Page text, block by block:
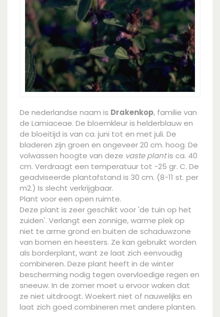
De nederlandse naam is Drakenkop, familie van
de Lamiaceae. De bloemkleur is helderblauw en
de bloeitijd is van ca. juni tot en met juli. De
bladeren zijn groen en ongeveer 20 cm. hoog. De
volwassen hoogte van deze vaste plantis ca. 40
cm. Verdraagt een temperatuur tot -25 gr. C. De
geadviseerde plantafstand is 30 cm. (8-11 st. per
m2.) Is slecht verkrijgbaar.
Plant voor een open ruimte.
Deze plant is zeer geschikt voor 'de tuin op het
zuiden'. Verlangt een zonnige, warme plek op
niet te arme grond en buiten de schaduwzone
van bomen en heesters. Ze kan gebruikt worden
als borderplant, want ze laat zich eenvoudig
combineren. Deze plant heeft in de winter
bescherming nodig tegen overvloedige regen en
sneeuw. In de zomer moet u ervoor waken dat
ze niet uitdroogt. Woekert niet of nauwelijks en
laat zich goed combineren met andere planten.